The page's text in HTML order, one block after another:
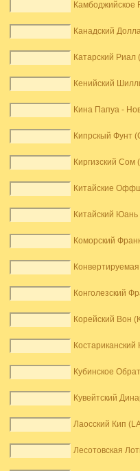
Камбоджийское
Канадский
Катарский Риал
Кенийский
Кина Папуа -
Кипрскый Фунт
Киргизский Сом
Китайские
Китайский Юань
Коморский
Конголезский
Корейский Вон
Кубинское
Кувейтский
Лаосский Кип
Лесотовская